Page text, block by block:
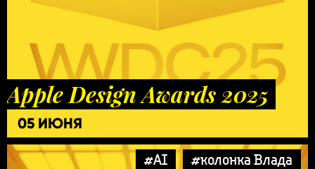
Apple Design Awards 2025
05 ИЮНЯ
#AI
#колонка Влада